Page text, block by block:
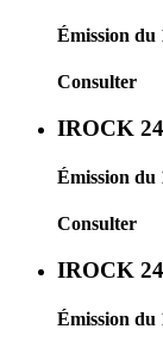
Émission du
Consulter
IROCK
Émission du
Consulter
IROCK
Émission du